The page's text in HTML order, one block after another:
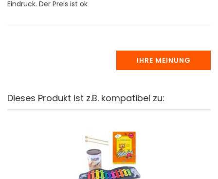
IHRE MEINUNG
Dieses Produkt ist z.B. kompatibel zu: